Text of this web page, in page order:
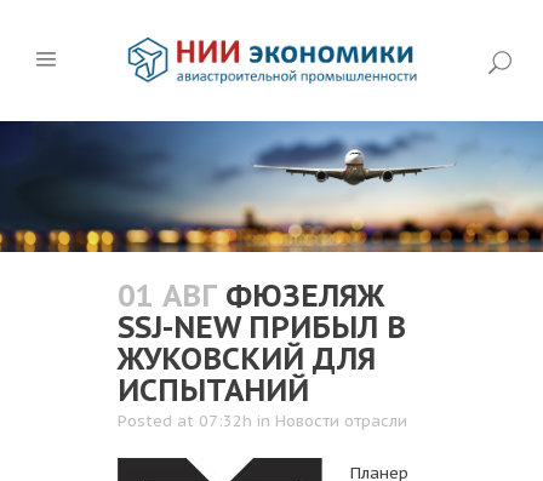
01 АВГ ФЮЗЕЛЯЖ
SSJ-NEW ПРИБЫЛ В
ЖУКОВСКИЙ ДЛЯ
ИСПЫТАНИЙ
Posted at 07:32h in Новости отрасли
Планер